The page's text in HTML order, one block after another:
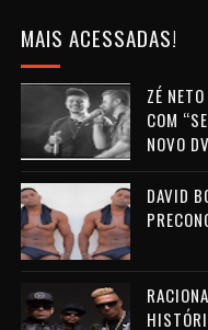
MAIS ACESSADAS!
ZÉ
COM
NOVO
DAVID